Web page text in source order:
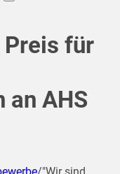
Preis für
an AHS